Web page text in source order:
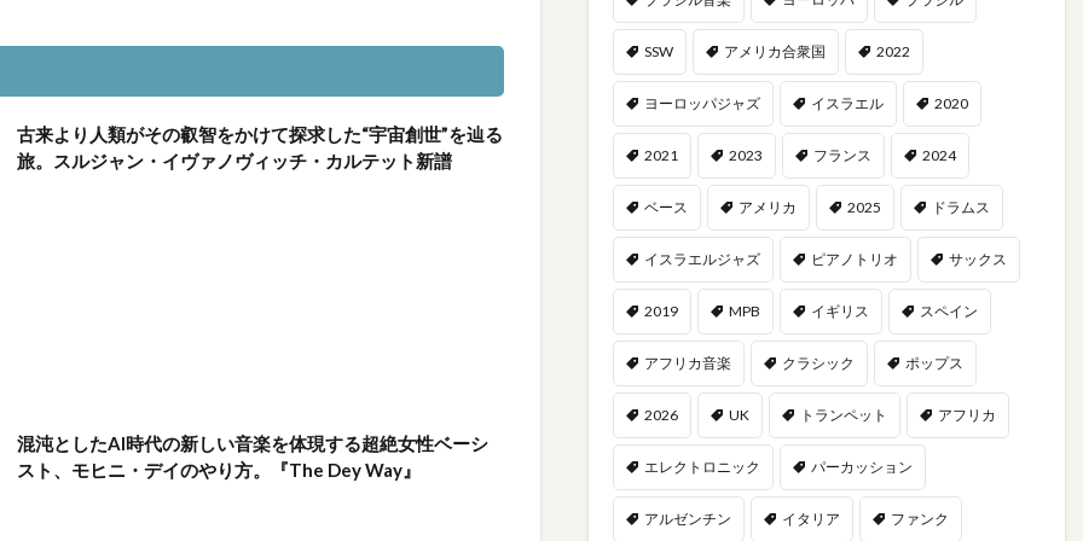
古来より人類がその叡智をかけて探求した“宇宙創世”を辿る
旅。スルジャン・イヴァノヴィッチ・カルテット新譜
混沌としたAI時代の新しい音楽を体現する超絶女性ベーシ
スト、モヒニ・デイのやり方。『The Dey Way』
SSW アメリカ合衆国 2022
ヨーロッパジャズ イスラエル 2020
2021 2023 フランス 2024
ベース アメリカ 2025 ドラムス
イスラエルジャズ ピアノトリオ サックス
2019 MPB イギリス スペイン
アフリカ音楽 クラシック ポップス
2026 UK トランペット アフリカ
エレクトロニック パーカッション
アルゼンチン イタリア ファンク